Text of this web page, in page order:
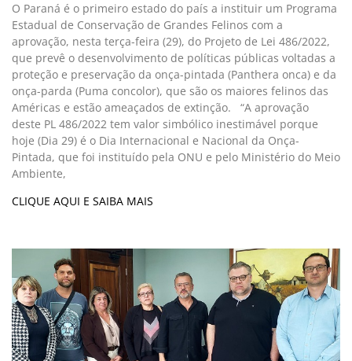
O Paraná é o primeiro estado do país a instituir um Programa
Estadual de Conservação de Grandes Felinos com a
aprovação, nesta terça-feira (29), do Projeto de Lei 486/2022,
que prevê o desenvolvimento de políticas públicas voltadas a
proteção e preservação da onça-pintada (Panthera onca) e da
onça-parda (Puma concolor), que são os maiores felinos das
Américas e estão ameaçados de extinção. “A aprovação
deste PL 486/2022 tem valor simbólico inestimável porque
hoje (Dia 29) é o Dia Internacional e Nacional da Onça-
Pintada, que foi instituído pela ONU e pelo Ministério do Meio
Ambiente,
CLIQUE AQUI E SAIBA MAIS